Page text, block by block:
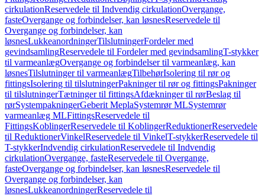
cirkulationReservedele til Indvendig cirkulationOvergange,
fasteOvergange og forbindelser, kan løsnesReservedele til
Overgange og forbindelser, kan
løsnesLukkeanordningerTilslutningerFordeler med
gevindsamlingReservedele til Fordeler med gevindsamlingT-stykker
til varmeanlægOvergange og forbindelser til varmeanlæg, kan
løsnesTilslutninger til varmeanlægTilbehørIsolering til rør og
fittingsIsolering til tilslutningerPakninger til rør og fittingsPakninger
til tilslutningerTætninger til fittingsAfdækninger til rørBeslag til
rørSystempakningerGeberit MeplaSystemrør MLSystemrør
varmeanlæg MLFittingsReservedele til
FittingsKoblingerReservedele til KoblingerReduktionerReservedele
til ReduktionerVinkelReservedele til VinkelT-stykkerReservedele til
T-stykkerIndvendig cirkulationReservedele til Indvendig
cirkulationOvergange, fasteReservedele til Overgange,
fasteOvergange og forbindelser, kan løsnesReservedele til
Overgange og forbindelser, kan
løsnesLukkeanordningerReservedele til